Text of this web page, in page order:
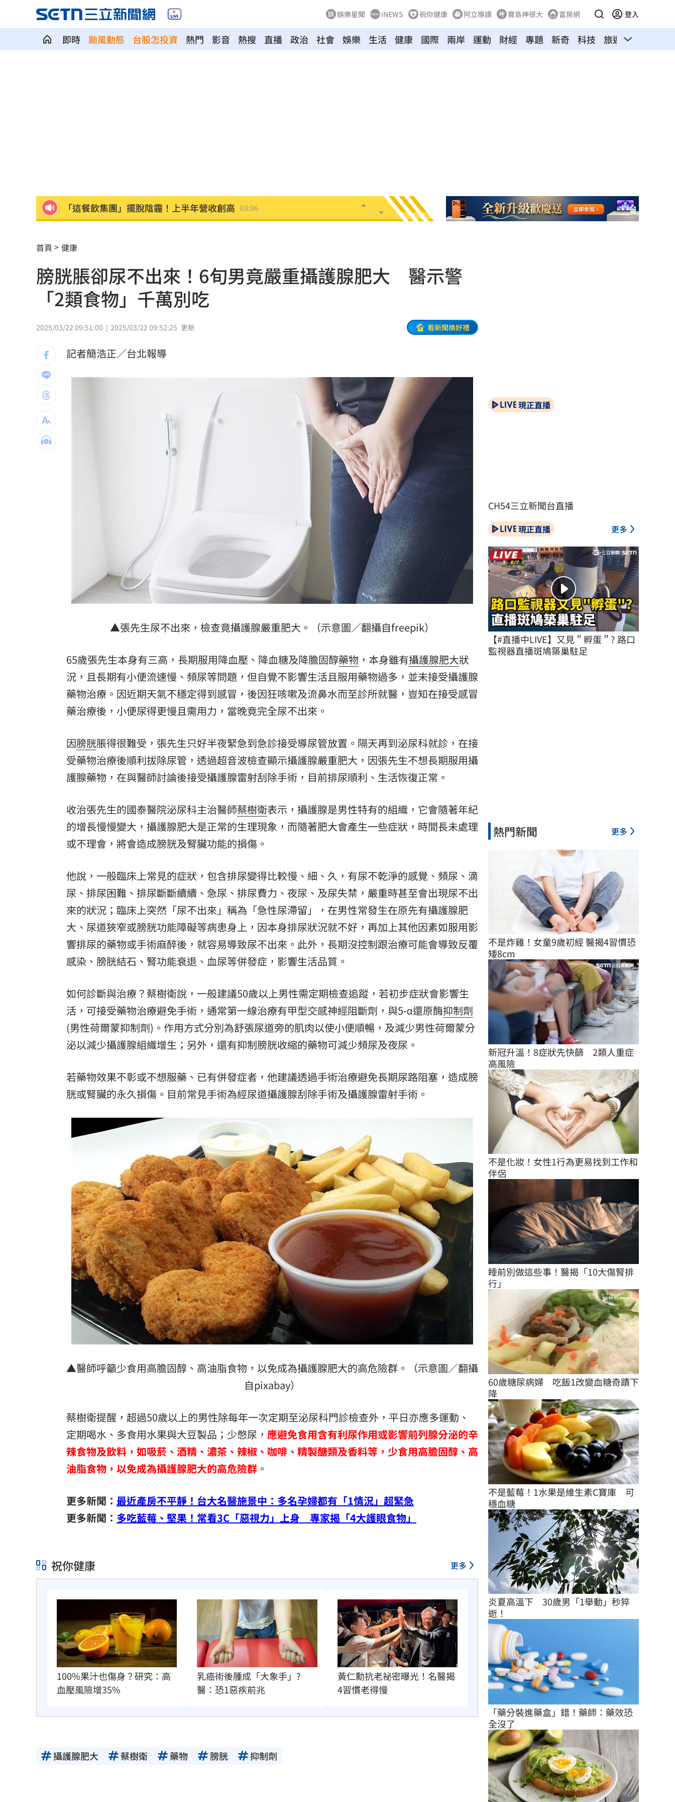
娛樂星聞 iNEWS 祝你健康 阿立導讀 寶島神很大 富房網 登入
即時 颱風動態 台股怎投資 熱門 影音 熱搜 直播 政治 社會 娛樂 生活 健康 國際 兩岸 運動 財經 專題 新奇 科技 旅遊 汽車
「這餐飲集團」擺脫陰霾！上半年營收創高 03:06
台股暴跌誰最能扛 高含金這幾檔繳正報酬
Q2獲利年增221% 愛普*EPS衝4.18元！ 01:20
宏福苑大火調查出爐！菸頭引燃施工雜物
定投10年翻逾5倍 這檔吸引存股族卡位！
新／四指齊揚！台指期飆破500點
稱龍蝦咬完就吐 爆李世宗要信徒喝精油
樂天女孩淚揭往事 愛意表達障礙遭重擊
一張百萬太貴！他公開高價股買法：賺30萬
獨／海外遊學增強外語 台人夯英、美、加
長尾獼猴失控狂襲居民！官方追查異常原因
伊波拉失控！專家憂病毒恐已突變
飲料空盒找嘸地方丟 騎車咬著遭攔查槓警
台灣彩券開獎直播中
LIVE三立+24小時直播 15:27
三立iNEWS新聞台線上直播
台彩父親節推新刮刮樂千萬頭獎超「爸」氣 12:00
「拍片人的多重宇宙」職涯論壇9/12登場！ 10:30
8國球員齊聚高雄 Formosa 7s掀足球熱潮 10:00
理想混蛋號召粉絲跨海追星吃美食！ 18:15
首頁 健康
膀胱脹卻尿不出來！6旬男竟嚴重攝護腺肥大 醫示警
「2類食物」千萬別吃
2025/03/22 09:51:00 2025/03/22 09:52:25 更新 看新聞換好禮
記者簡浩正／台北報導
▲張先生尿不出來，檢查竟攝護腺嚴重肥大。（示意圖／翻攝自freepik）
65歲張先生本身有三高，長期服用降血壓、降血糖及降膽固醇藥物 ，本身雖有攝護腺肥大狀
況，且長期有小便流速慢、頻尿等問題，但自覺不影響生活且服用藥物過多，並未接受攝護腺
藥物治療。因近期天氣不穩定得到感冒，後因狂咳嗽及流鼻水而至診所就醫，豈知在接受感冒
藥治療後，小便尿得更慢且需用力，當晚竟完全尿不出來。
因膀胱脹得很難受，張先生只好半夜緊急到急診接受導尿管放置。隔天再到泌尿科就診，在接
受藥物治療後順利拔除尿管，透過超音波檢查顯示攝護腺嚴重肥大，因張先生不想長期服用攝
護腺藥物，在與醫師討論後接受攝護腺雷射刮除手術，目前排尿順利、生活恢復正常。
收治張先生的國泰醫院泌尿科主治醫師蔡樹衛表示，攝護腺是男性特有的組織，它會隨著年紀
的增長慢慢變大，攝護腺肥大是正常的生理現象，而隨著肥大會產生一些症狀，時間長未處理
或不理會，將會造成膀胱及腎臟功能的損傷。
他說，一般臨床上常見的症狀，包含排尿變得比較慢、細、久，有尿不乾淨的感覺、頻尿、滴
尿、排尿困難、排尿斷斷續續、急尿、排尿費力、夜尿、及尿失禁，嚴重時甚至會出現尿不出
來的狀況；臨床上突然「尿不出來」稱為「急性尿滯留」，在男性常發生在原先有攝護腺肥
大、尿道狹窄或膀胱功能障礙等病患身上，因本身排尿狀況就不好，再加上其他因素如服用影
響排尿的藥物或手術麻醉後，就容易導致尿不出來。此外，長期沒控制跟治療可能會導致反覆
感染、膀胱結石、腎功能衰退、血尿等併發症，影響生活品質。
如何診斷與治療？蔡樹衛說，一般建議50歲以上男性需定期檢查追蹤，若初步症狀會影響生
活，可接受藥物治療避免手術，通常第一線治療有甲型交感神經阻斷劑，與5-α還原酶抑制劑
(男性荷爾蒙抑制劑)。作用方式分別為舒張尿道旁的肌肉以使小便順暢，及減少男性荷爾蒙分
泌以減少攝護腺組織增生；另外，還有抑制膀胱收縮的藥物可減少頻尿及夜尿。
若藥物效果不彰或不想服藥、已有併發症者，他建議透過手術治療避免長期尿路阻塞，造成膀
胱或腎臟的永久損傷。目前常見手術為經尿道攝護腺刮除手術及攝護腺雷射手術。
▲醫師呼籲少食用高膽固醇、高油脂食物，以免成為攝護腺肥大的高危險群。（示意圖／翻攝
自pixabay）
蔡樹衛提醒，超過50歲以上的男性除每年一次定期至泌尿科門診檢查外，平日亦應多運動、
定期喝水、多食用水果與大豆製品；少憋尿， 應避免食用含有利尿作用或影響前列腺分泌的辛
辣食物及飲料，如吸菸、酒精、濃茶、辣椒、咖啡、精製醣類及香料等，少食用高膽固醇、高
油脂食物，以免成為攝護腺肥大的高危險群 。
更多新聞： 最近產房不平靜！台大名醫施景中：多名孕婦都有「1情況」超緊急
更多新聞： 多吃藍莓、堅果！常看3C「惡視力」上身 專家揭「4大護眼食物」
祝你健康 更多
100%果汁也傷身？研究：高
血壓風險增35%
乳癌術後腫成「大象手」?
醫：恐1惡疾前兆
黃仁勳抗老祕密曝光！名醫揭
4習慣老得慢
攝護腺肥大 蔡樹衛 藥物 膀胱 抑制劑
現正直播
CH54三立新聞台直播
現正直播 更多
【#直播中LIVE】又見＂孵蛋＂? 路口
監視器直播斑鳩築巢駐足
熱門新聞 更多
不是炸雞！女童9歲初經 醫揭4習慣恐
矮8cm
新冠升溫！8症狀先快篩　2類人重症
高風險
不是化妝！女性1行為更易找到工作和
伴侶
睡前別做這些事！醫揭「10大傷腎排
行」
60歲糖尿病婦　吃飯1改變血糖奇蹟下
降
不是藍莓！1水果是維生素C寶庫　可
穩血糖
炎夏高溫下　30歲男「1舉動」秒猝
逝！
「藥分裝進藥盒」錯！藥師：藥效恐
全沒了